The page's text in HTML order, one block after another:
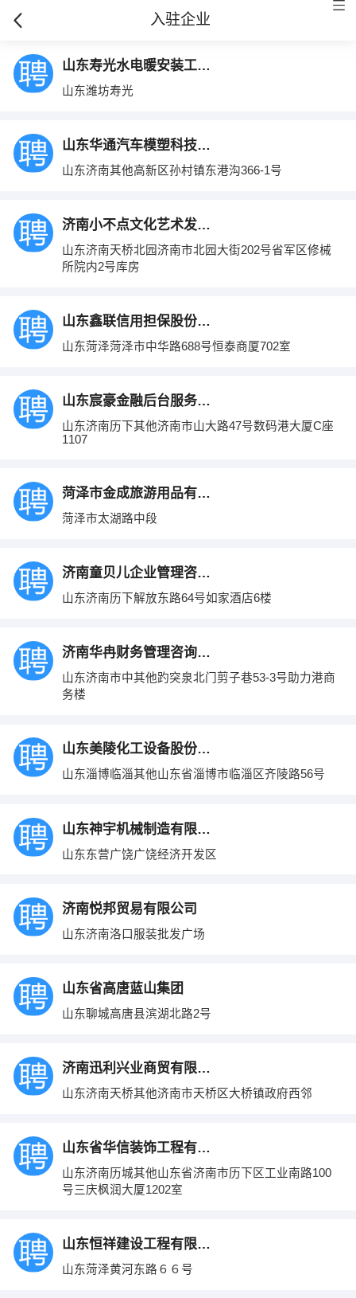
入驻企业
山东寿光水电暖安装工程有限公司
山东潍坊寿光
山东华通汽车模塑科技有限公司
山东济南其他高新区孙村镇东港沟366-1号
济南小不点文化艺术发展有限责任公司
山东济南天桥北园济南市北园大街202号省军区修械
所院内2号库房
山东鑫联信用担保股份有限公司牡丹分公司
山东菏泽菏泽市中华路688号恒泰商厦702室
山东宸豪金融后台服务有限公司
山东济南历下其他济南市山大路47号数码港大厦C座
1107
菏泽市金成旅游用品有限公司
菏泽市太湖路中段
济南童贝儿企业管理咨询有限公司
山东济南历下解放东路64号如家酒店6楼
济南华冉财务管理咨询有限公司
山东济南市中其他趵突泉北门剪子巷53-3号助力港商
务楼
山东美陵化工设备股份有限公司
山东淄博临淄其他山东省淄博市临淄区齐陵路56号
山东神宇机械制造有限公司
山东东营广饶广饶经济开发区
济南悦邦贸易有限公司
山东济南洛口服装批发广场
山东省高唐蓝山集团
山东聊城高唐县滨湖北路2号
济南迅利兴业商贸有限公司
山东济南天桥其他济南市天桥区大桥镇政府西邻
山东省华信装饰工程有限公司
山东济南历城其他山东省济南市历下区工业南路100
号三庆枫润大厦1202室
山东恒祥建设工程有限公司
山东菏泽黄河东路６６号